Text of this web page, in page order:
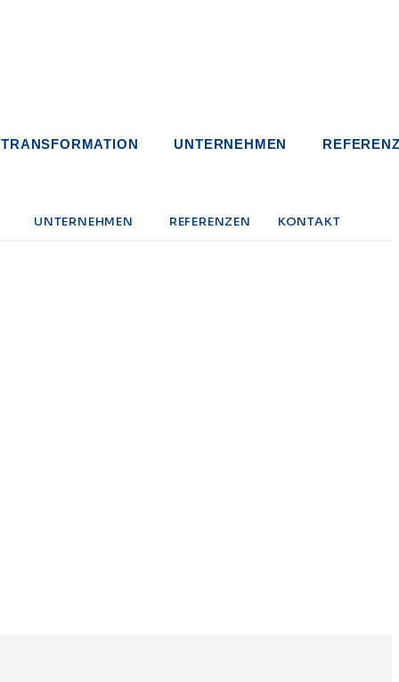
UNTERNEHMEN
UNTERNEHMEN REFERENZEN KONTAKT